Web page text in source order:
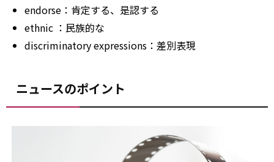
endorse：肯定する、是認する
ethnic ：民族的な
discriminatory expressions：差別表現
ニュースのポイント